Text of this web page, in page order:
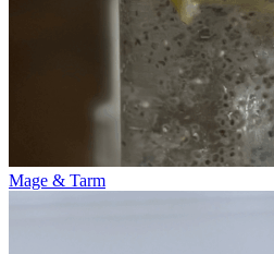
Mage & Tarm